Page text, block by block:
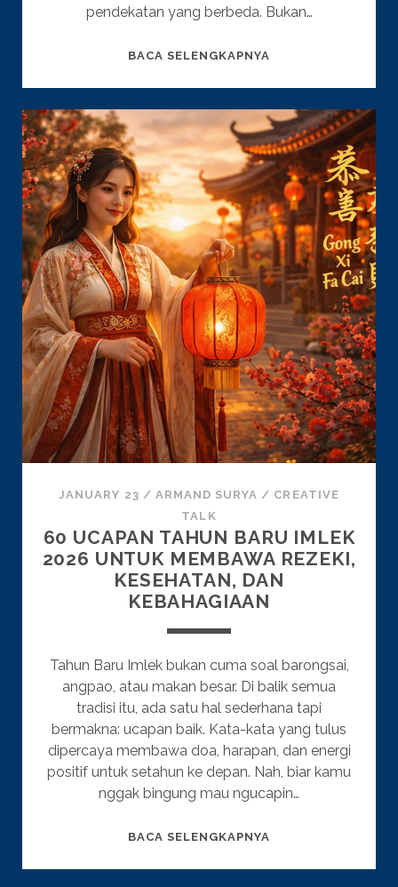
pendekatan yang berbeda. Bukan…
BACA SELENGKAPNYA
DIPSTRATEGY:
PENDEKATAN
HUMAN,
TEKNOLOGI,
DAN
STRATEGI
JANUARY 23 / ARMAND SURYA / CREATIVE
TALK
60 UCAPAN TAHUN BARU IMLEK
2026 UNTUK MEMBAWA REZEKI,
KESEHATAN, DAN
KEBAHAGIAAN
Tahun Baru Imlek bukan cuma soal barongsai,
angpao, atau makan besar. Di balik semua
tradisi itu, ada satu hal sederhana tapi
bermakna: ucapan baik. Kata-kata yang tulus
dipercaya membawa doa, harapan, dan energi
positif untuk setahun ke depan. Nah, biar kamu
nggak bingung mau ngucapin…
BACA SELENGKAPNYA